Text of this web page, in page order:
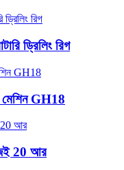
ড্রিলিং রিগ
মেশিন GH18
20 আর